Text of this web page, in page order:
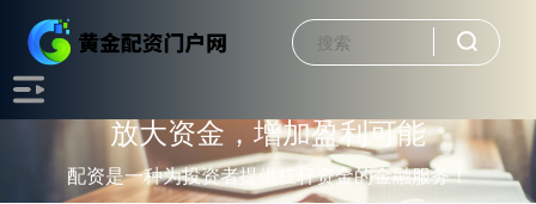
放大资金，增加盈利可能
配资是一种为投资者提供杠杆资金的金融服务！